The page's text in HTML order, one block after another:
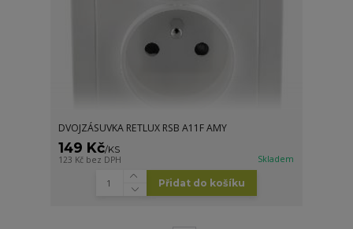
DVOJZÁSUVKA RETLUX RSB A11F AMY
149 Kč/KS
123 Kč bez DPH Skladem
Přidat do košíku